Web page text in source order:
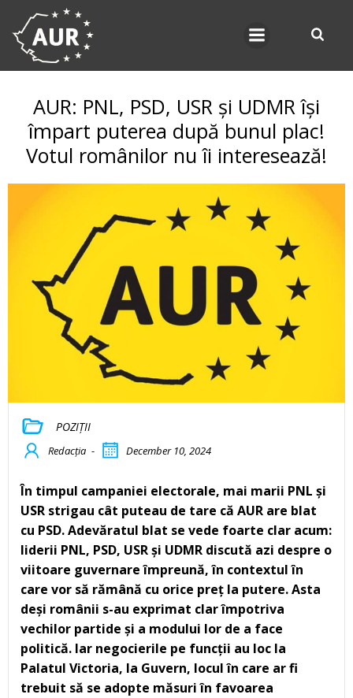
AUR: PNL, PSD, USR și UDMR își
împart puterea după bunul plac!
Votul românilor nu îi interesează!
POZIȚII
Redacția - December 10, 2024
În timpul campaniei electorale, mai marii PNL și
USR strigau cât puteau de tare că AUR are blat
cu PSD. Adevăratul blat se vede foarte clar acum:
liderii PNL, PSD, USR și UDMR discută azi despre o
viitoare guvernare împreună, în contextul în
care vor să rămână cu orice preț la putere. Asta
deși românii s-au exprimat clar împotriva
vechilor partide și a modului lor de a face
politică. Iar negocierile pe funcții au loc la
Palatul Victoria, la Guvern, locul în care ar fi
trebuit să se adopte măsuri în favoarea